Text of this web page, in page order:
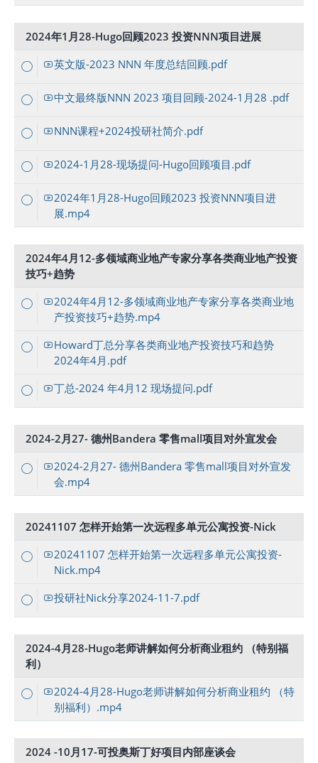
2024年1月28-Hugo回顾2023 投资NNN项目进展
英文版-2023 NNN 年度总结回顾.pdf
中文最终版NNN 2023 项目回顾-2024-1月28 .pdf
NNN课程+2024投研社简介.pdf
2024-1月28-现场提问-Hugo回顾项目.pdf
2024年1月28-Hugo回顾2023 投资NNN项目进
展.mp4
2024年4月12-多领域商业地产专家分享各类商业地产投资
技巧+趋势
2024年4月12-多领域商业地产专家分享各类商业地
产投资技巧+趋势.mp4
Howard丁总分享各类商业地产投资技巧和趋势
2024年4月.pdf
丁总-2024 年4月12 现场提问.pdf
2024-2月27- 德州Bandera 零售mall项目对外宣发会
2024-2月27- 德州Bandera 零售mall项目对外宣发
会.mp4
20241107 怎样开始第一次远程多单元公寓投资-Nick
20241107 怎样开始第一次远程多单元公寓投资-
Nick.mp4
投研社Nick分享2024-11-7.pdf
2024-4月28-Hugo老师讲解如何分析商业租约 （特别福
利）
2024-4月28-Hugo老师讲解如何分析商业租约 （特
别福利）.mp4
2024 -10月17-可投奥斯丁好项目内部座谈会